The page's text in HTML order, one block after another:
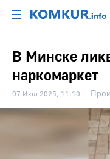
☰
В Минске
наркомаркет
07 Июл 2025, 11:10